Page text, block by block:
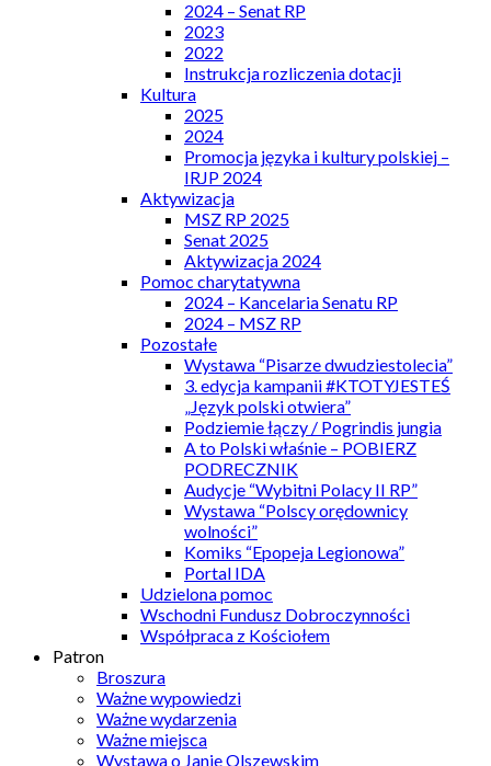
2024 – Senat RP
2023
2022
Instrukcja rozliczenia dotacji
Kultura
2025
2024
Promocja języka i kultury polskiej –
IRJP 2024
Aktywizacja
MSZ RP 2025
Senat 2025
Aktywizacja 2024
Pomoc charytatywna
2024 – Kancelaria Senatu RP
2024 – MSZ RP
Pozostałe
Wystawa “Pisarze dwudziestolecia”
3. edycja kampanii #KTOTYJESTEŚ
„Język polski otwiera”
Podziemie łączy / Pogrindis jungia
A to Polski właśnie – POBIERZ
PODRECZNIK
Audycje “Wybitni Polacy II RP”
Wystawa “Polscy orędownicy
wolności”
Komiks “Epopeja Legionowa”
Portal IDA
Udzielona pomoc
Wschodni Fundusz Dobroczynności
Współpraca z Kościołem
Patron
Broszura
Ważne wypowiedzi
Ważne wydarzenia
Ważne miejsca
Wystawa o Janie Olszewskim